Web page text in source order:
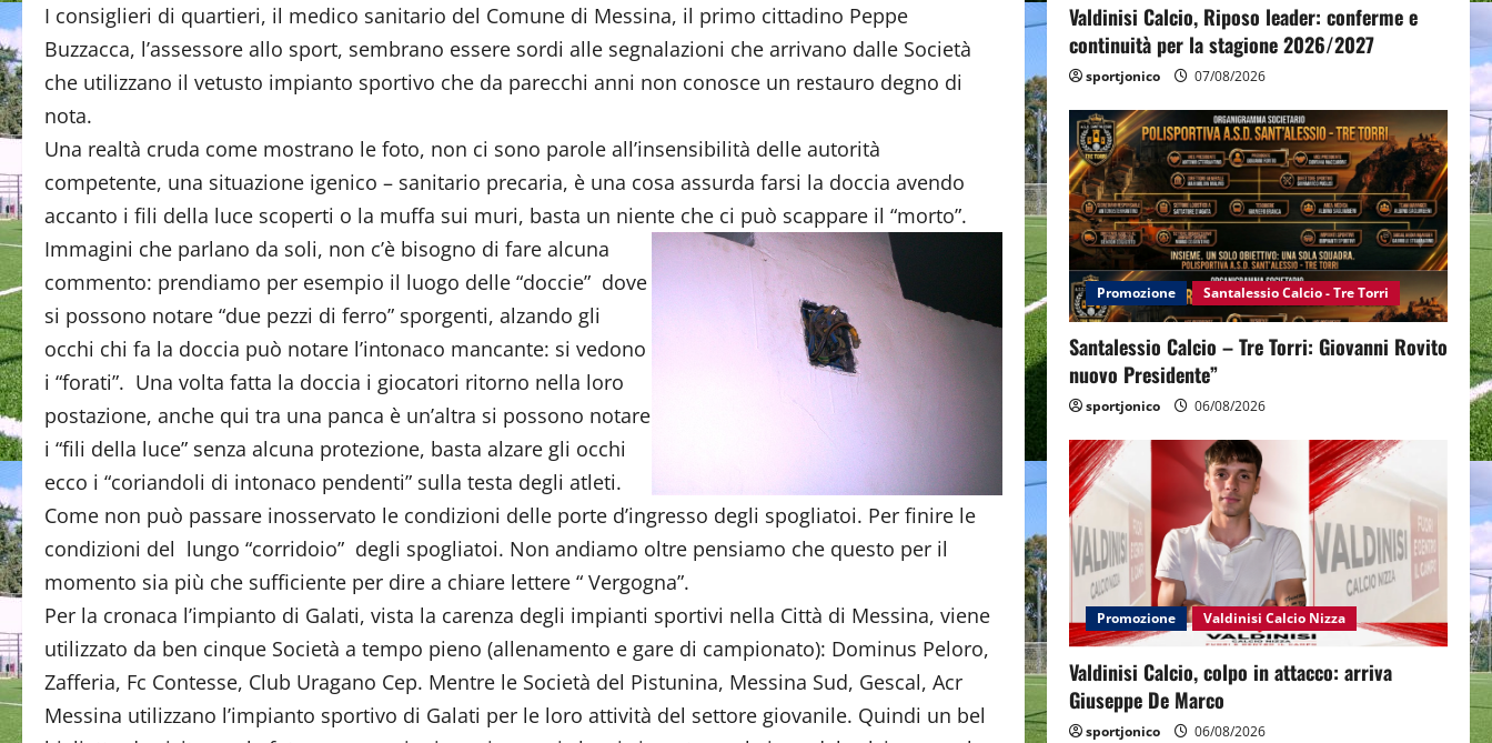
I consiglieri di quartieri, il medico sanitario del Comune di Messina, il primo cittadino Peppe
Buzzacca, l’assessore allo sport, sembrano essere sordi alle segnalazioni che arrivano dalle Società
che utilizzano il vetusto impianto sportivo che da parecchi anni non conosce un restauro degno di
nota.
Una realtà cruda come mostrano le foto, non ci sono parole all’insensibilità delle autorità
competente, una situazione igenico – sanitario precaria, è una cosa assurda farsi la doccia avendo
accanto i fili della luce scoperti o la muffa sui muri, basta un niente che ci può scappare il “morto”.
Immagini che parlano da soli, non c’è bisogno di fare alcuna
commento: prendiamo per esempio il luogo delle “doccie” dove
si possono notare “due pezzi di ferro” sporgenti, alzando gli
occhi chi fa la doccia può notare l’intonaco mancante: si vedono
i “forati”. Una volta fatta la doccia i giocatori ritorno nella loro
postazione, anche qui tra una panca è un’altra si possono notare
i “fili della luce” senza alcuna protezione, basta alzare gli occhi
ecco i “coriandoli di intonaco pendenti” sulla testa degli atleti.
Come non può passare inosservato le condizioni delle porte d’ingresso degli spogliatoi. Per finire le
condizioni del lungo “corridoio” degli spogliatoi. Non andiamo oltre pensiamo che questo per il
momento sia più che sufficiente per dire a chiare lettere “ Vergogna”.
Per la cronaca l’impianto di Galati, vista la carenza degli impianti sportivi nella Città di Messina, viene
utilizzato da ben cinque Società a tempo pieno (allenamento e gare di campionato): Dominus Peloro,
Zafferia, Fc Contesse, Club Uragano Cep. Mentre le Società del Pistunina, Messina Sud, Gescal, Acr
Messina utilizzano l’impianto sportivo di Galati per le loro attività del settore giovanile. Quindi un bel
Valdinisi Calcio, Riposo leader: conferme e
continuità per la stagione 2026/2027
sportjonico 07/08/2026
Promozione Santalessio Calcio - Tre Torri
Santalessio Calcio – Tre Torri: Giovanni Rovito
nuovo Presidente”
sportjonico 06/08/2026
Promozione Valdinisi Calcio Nizza
Valdinisi Calcio, colpo in attacco: arriva
Giuseppe De Marco
sportjonico 06/08/2026